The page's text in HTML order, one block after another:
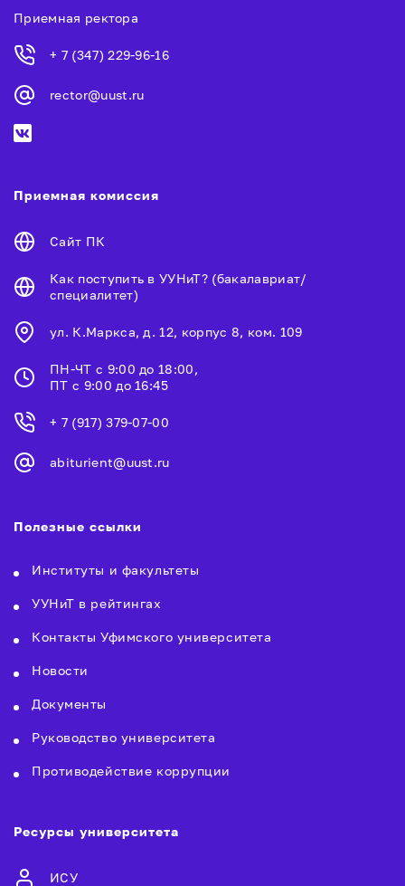
Приемная ректора
+ 7 (347) 229-96-16
rector@uust.ru
Приемная комиссия
Сайт ПК
Как поступить в УУНиТ? (бакалавриат/
специалитет)
ул. К.Маркса, д. 12, корпус 8, ком. 109
ПН-ЧТ с 9:00 до 18:00,
ПТ с 9:00 до 16:45
+ 7 (917) 379-07-00
abiturient@uust.ru
Полезные ссылки
Институты и факультеты
УУНиТ в рейтингах
Контакты Уфимского университета
Новости
Документы
Руководство университета
Противодействие коррупции
Ресурсы университета
ИСУ